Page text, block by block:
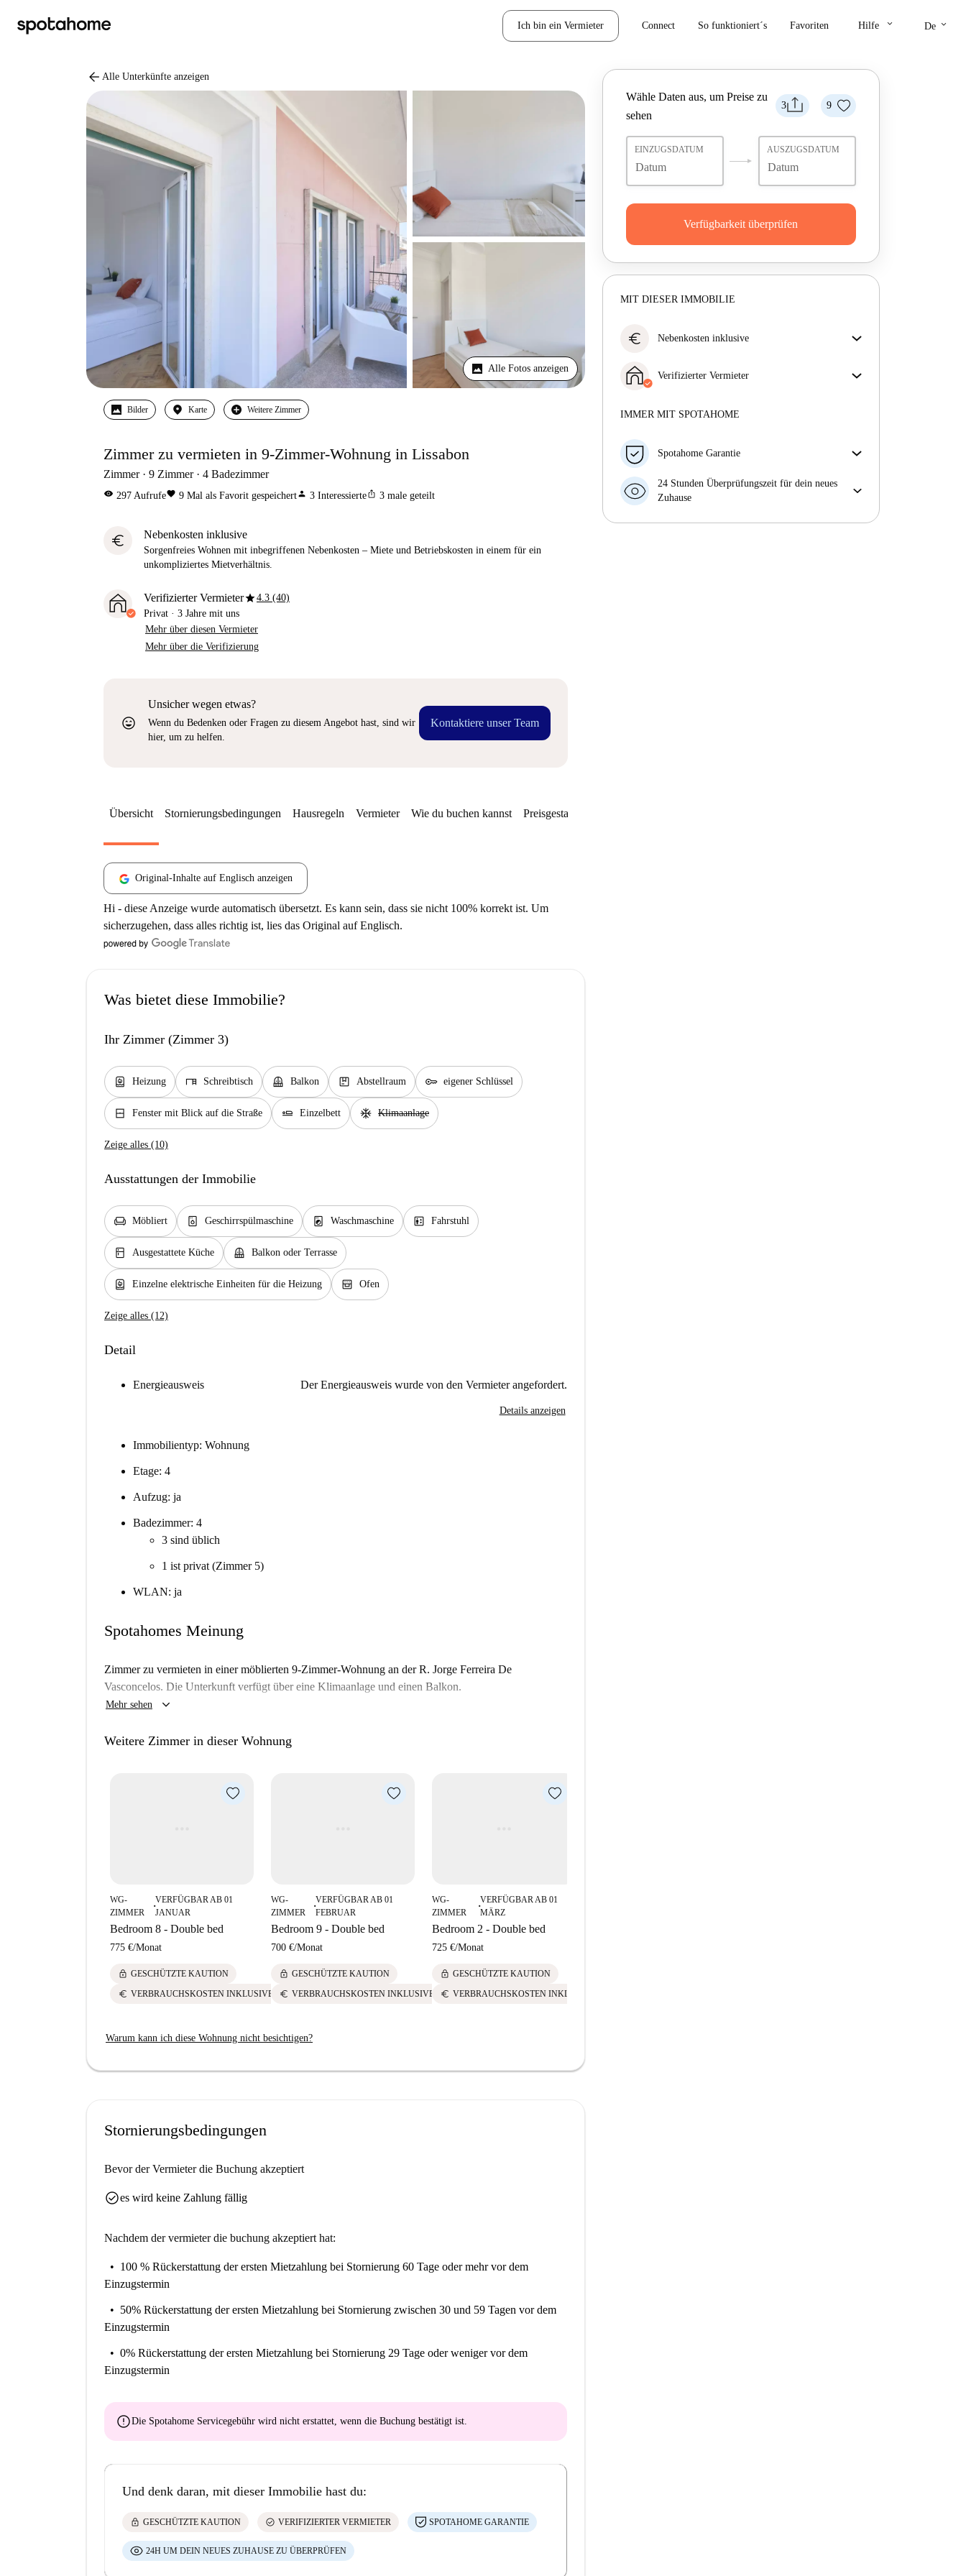
Ich bin ein Vermieter Connect So funktioniert´s Favoriten Hilfe keyboard_arrow_down De keyboard_arrow_down
arrow_back Alle Unterkünfte anzeigen
Alle Fotos anzeigen
Bilder Karte Weitere Zimmer
Zimmer zu vermieten in 9-Zimmer-Wohnung in Lissabon
Zimmer 9 Zimmer 4 Badezimmer
visibility 297 Aufrufefavorite 9 Mal als Favorit gespeichertperson 3 Interessierteios_share 3 male geteilt
euro Nebenkosten inklusive
Sorgenfreies Wohnen mit inbegriffenen Nebenkosten – Miete und Betriebskosten in einem für ein
unkompliziertes Mietverhältnis.
Verifizierter Vermieterstar4.3 (40)
Privat · 3 Jahre mit uns
Mehr über diesen Vermieter
Mehr über die Verifizierung
sentiment_very_satisfied
Unsicher wegen etwas?
Wenn du Bedenken oder Fragen zu diesem Angebot hast, sind wir
hier, um zu helfen.
Kontaktiere unser Team
3 9
Wähle Daten aus, um Preise zu
sehen
EINZUGSDATUM AUSZUGSDATUM
Verfügbarkeit überprüfen
MIT DIESER IMMOBILIE
euro Nebenkosten inklusive
– Miete und Betriebskosten in einem für ein
unkompliziertes Mietverhältnis.
Verifizierter Vermieter
Mehr über diesen Vermieter
IMMER MIT SPOTAHOME
Spotahome Garantie
Falls der Vermieter deine Buchung kurzfristig
storniert, werden wir dir entweder A) ein Hotel
finden oder B) den gezahlten Betrag vollständig
24 Stunden Überprüfungszeit für dein neues
Zuhause
Übersicht Stornierungsbedingungen Hausregeln Vermieter Wie du buchen kannst Preisgestaltung
Original-Inhalte auf Englisch anzeigen
Hi - diese Anzeige wurde automatisch übersetzt. Es kann sein, dass sie nicht 100% korrekt ist. Um
sicherzugehen, dass alles richtig ist, lies das Original auf Englisch.
Was bietet diese Immobilie?
Ihr Zimmer (Zimmer 3)
water_heater Heizung desk Schreibtisch balcony Balkon package Abstellraum key eigener Schlüssel
window_closed Fenster mit Blick auf die Straße airline_seat_flat Einzelbett ac_unit Klimaanlage
Zeige alles (10)
Ausstattungen der Immobilie
chair Möbliert dishwasher_gen Geschirrspülmaschine local_laundry_service Waschmaschine elevator Fahrstuhl
kitchen Ausgestattete Küche balcony Balkon oder Terrasse
water_heater Einzelne elektrische Einheiten für die Heizung oven_gen Ofen
Zeige alles (12)
Detail
Energieausweis Der Energieausweis wurde von den Vermieter angefordert.
Details anzeigen
Immobilientyp: Wohnung
Etage: 4
Aufzug: ja
Badezimmer: 4
3 sind üblich
1 ist privat (Zimmer 5)
WLAN: ja
Spotahomes Meinung
Zimmer zu vermieten in einer möblierten 9-Zimmer-Wohnung an der R. Jorge Ferreira De
Vasconcelos. Die Unterkunft verfügt über eine Klimaanlage und einen Balkon.
Mehr sehen keyboard_arrow_down
Weitere Zimmer in dieser Wohnung
WG-
ZIMMER
■
VERFÜGBAR AB 01
JANUAR
Bedroom 8 - Double bed
775 €/Monat
lock GESCHÜTZTE KAUTION
euro VERBRAUCHSKOSTEN INKLUSIVE
WG-
ZIMMER
■
VERFÜGBAR AB 01
FEBRUAR
Bedroom 9 - Double bed
700 €/Monat
lock GESCHÜTZTE KAUTION
euro VERBRAUCHSKOSTEN INKLUSIVE
WG-
ZIMMER
■
VERFÜGBAR AB 01
MÄRZ
Bedroom 2 - Double bed
725 €/Monat
lock GESCHÜTZTE KAUTION
euro VERBRAUCHSKOSTEN INKLUSIVE
Warum kann ich diese Wohnung nicht besichtigen?
Stornierungsbedingungen
Bevor der Vermieter die Buchung akzeptiert
check_circlees wird keine Zahlung fällig
Nachdem der vermieter die buchung akzeptiert hat:
100 % Rückerstattung der ersten Mietzahlung bei Stornierung 60 Tage oder mehr vor dem
Einzugstermin
50% Rückerstattung der ersten Mietzahlung bei Stornierung zwischen 30 und 59 Tagen vor dem
Einzugstermin
0% Rückerstattung der ersten Mietzahlung bei Stornierung 29 Tage oder weniger vor dem
Einzugstermin
errorDie Spotahome Servicegebühr wird nicht erstattet , wenn die Buchung bestätigt ist.
Und denk daran, mit dieser Immobilie hast du:
lock GESCHÜTZTE KAUTION check_circle VERIFIZIERTER VERMIETER SPOTAHOME GARANTIE
24H UM DEIN NEUES ZUHAUSE ZU ÜBERPRÜFEN